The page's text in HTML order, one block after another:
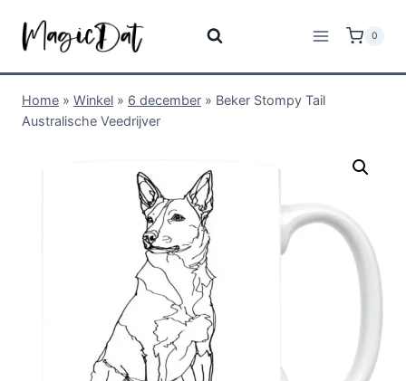
0
Home » Winkel » 6 december » Beker Stompy Tail
Australische Veedrijver